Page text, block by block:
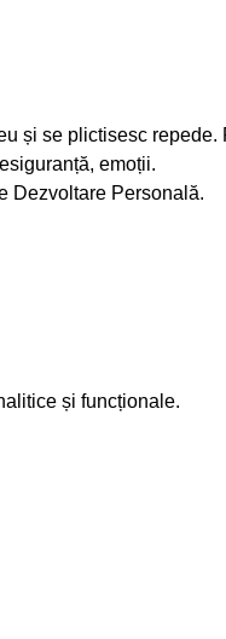
și se plictisesc repede.
emoții.
Dezvoltare Personală.
și funcționale.